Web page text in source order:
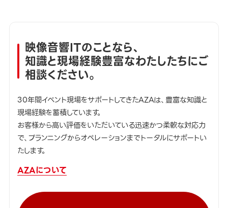
映像音響ITのことなら、
知識と現場経験豊富なわたしたちにご
相談ください。
30年間イベント現場をサポートしてきたAZAは、豊富な知識と
現場経験を蓄積しています。
お客様から高い評価をいただいている迅速かつ柔軟な対応力
で、プランニングからオペレーションまでトータルにサポートい
たします。
AZAについて